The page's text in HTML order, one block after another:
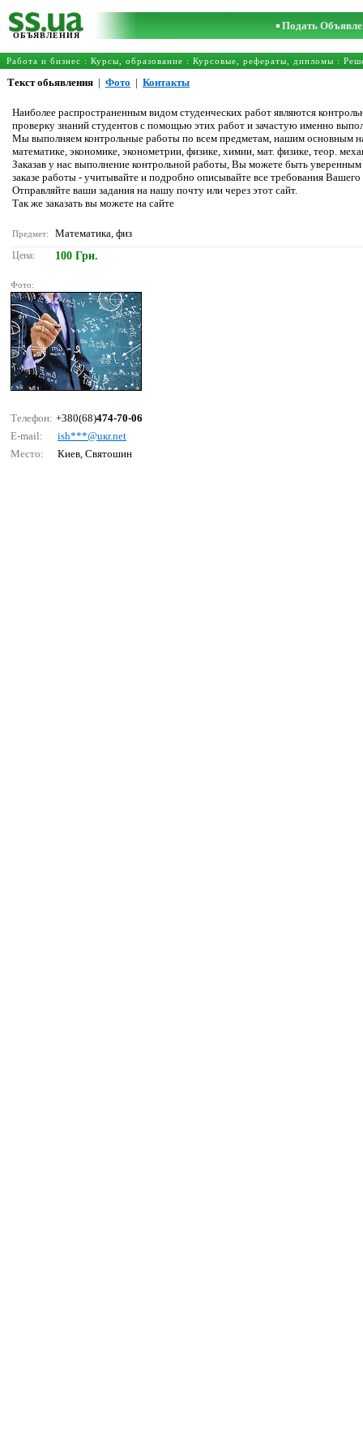
ОБЪЯВЛЕНИЯ
Подать
Работа и бизнес : Курсы, образование : Курсовые, рефераты, дипломы :
Текст обьявления | Фото | Контакты
Наиболее распространенным видом студенческих работ являются
проверку знаний студентов с помощью этих работ и зачастую именно
Мы выполняем контрольные работы по всем предметам, нашим основным
математике, экономике, эконометрии, физике, химии, мат. физике, теор.
Заказав у нас выполнение контрольной работы, Вы можете быть
заказе работы - учитывайте и подробно описывайте все требования Вашего
Отправляйте ваши задания на нашу почту или через этот сайт.
Так же заказать вы можете на сайте
Предмет: Математика, физ
Цена: 100 Грн.
Фото:
Телефон: +380(68)474-70-06
E-mail:
ish***@uкr.nеt
Место:
Киев, Святошин